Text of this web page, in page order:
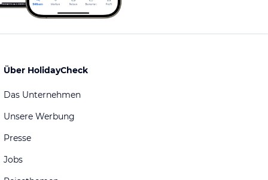
Über HolidayCheck
Das Unternehmen
Unsere Werbung
Presse
Jobs